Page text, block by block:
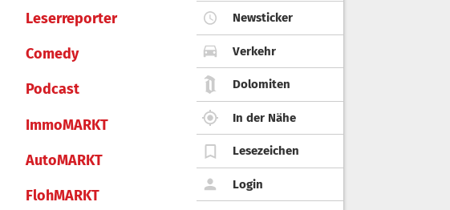
Leserreporter
Comedy
Podcast
ImmoMARKT
AutoMARKT
FlohMARKT
Newsticker
Verkehr
Dolomiten
In der Nähe
Lesezeichen
Login